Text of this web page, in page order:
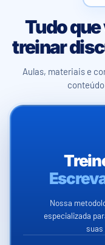
Tudo
treinar
Aulas, materiais e
Nossa
especializada
suas